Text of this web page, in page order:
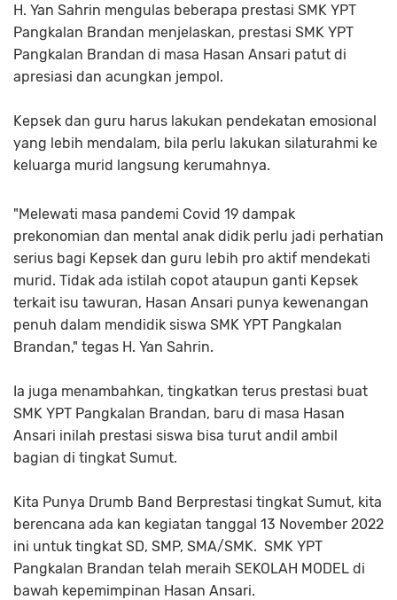
H. Yan Sahrin mengulas beberapa prestasi SMK YPT
Pangkalan Brandan menjelaskan, prestasi SMK YPT
Pangkalan Brandan di masa Hasan Ansari patut di
apresiasi dan acungkan jempol.
Kepsek dan guru harus lakukan pendekatan emosional
yang lebih mendalam, bila perlu lakukan silaturahmi ke
keluarga murid langsung kerumahnya.
"Melewati masa pandemi Covid 19 dampak
prekonomian dan mental anak didik perlu jadi perhatian
serius bagi Kepsek dan guru lebih pro aktif mendekati
murid. Tidak ada istilah copot ataupun ganti Kepsek
terkait isu tawuran, Hasan Ansari punya kewenangan
penuh dalam mendidik siswa SMK YPT Pangkalan
Brandan," tegas H. Yan Sahrin.
Ia juga menambahkan, tingkatkan terus prestasi buat
SMK YPT Pangkalan Brandan, baru di masa Hasan
Ansari inilah prestasi siswa bisa turut andil ambil
bagian di tingkat Sumut.
Kita Punya Drumb Band Berprestasi tingkat Sumut, kita
berencana ada kan kegiatan tanggal 13 November 2022
ini untuk tingkat SD, SMP, SMA/SMK. SMK YPT
Pangkalan Brandan telah meraih SEKOLAH MODEL di
bawah kepemimpinan Hasan Ansari.